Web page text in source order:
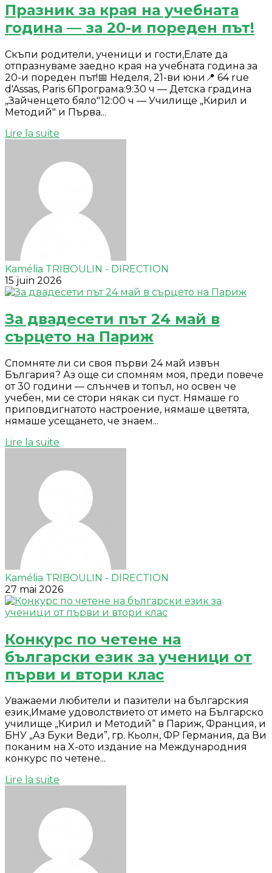
Празник за края на учебната
година — за 20-и пореден път!
Скъпи родители, ученици и гости,Елате да
отпразнуваме заедно края на учебната година за
20-и пореден път!📅 Неделя, 21-ви юни📍 64 rue
d'Assas, Paris 6Програма:9:30 ч — Детска градина
„Зайченцето бяло"12:00 ч — Училище „Кирил и
Методий" и Първа...
Lire la suite
Kamélia TRIBOULIN - DIRECTION
15 juin 2026
За двадесети път 24 май в
сърцето на Париж
Спомняте ли си своя първи 24 май извън
България? Аз още си спомням моя, преди повече
от 30 години — слънчев и топъл, но освен че
учебен, ми се стори някак си пуст. Нямаше го
приповдигнатото настроение, нямаше цветята,
нямаше усещането, че знаем...
Lire la suite
Kamélia TRIBOULIN - DIRECTION
27 mai 2026
Конкурс по четене на
български език за ученици от
първи и втори клас
Уважаеми любители и пазители на българския
език,Имаме удоволствието от името на Българско
училище „Кирил и Методий“ в Париж, Франция, и
БНУ „Аз Буки Веди”, гр. Кьолн, ФР Германия, да Ви
поканим на X-ото издание на Международния
конкурс по четене...
Lire la suite